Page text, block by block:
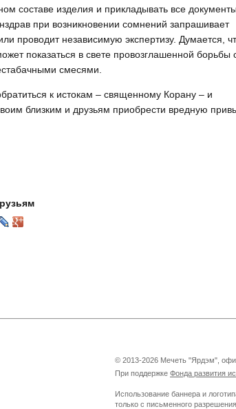
составе изделия и прикладывать все документы,
при возникновении сомнений запрашивает
проводит независимую экспертизу. Думается,
показаться в свете провозглашенной борьбы
смесями.
к истокам – священному Корану – и
близким и друзьям приобрести вредную
© 2013-2026 Мечеть "Ярдэм",
При поддержке Фонда развития
Использование баннера и
только с письменного